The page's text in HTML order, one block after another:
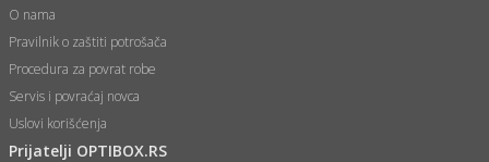
O nama
Pravilnik o zaštiti potrošača
Procedura za povrat robe
Servis i povraćaj novca
Uslovi korišćenja
Prijatelji OPTIBOX.RS